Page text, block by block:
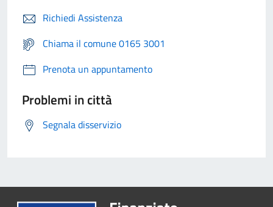
Richiedi Assistenza
Chiama il comune 0165 3001
Prenota un appuntamento
Problemi in città
Segnala disservizio